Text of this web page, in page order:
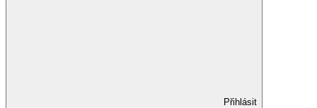
Přihlásit